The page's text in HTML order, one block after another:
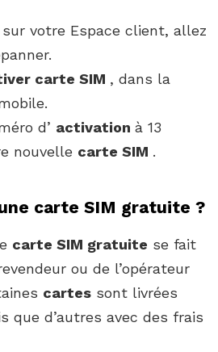
votre Espace client, allez
carte SIM , dans la
d’ activation à 13
nouvelle carte SIM .
carte SIM gratuite ?
carte SIM gratuite se fait
ou de l’opérateur
cartes sont livrées
que d’autres avec des frais